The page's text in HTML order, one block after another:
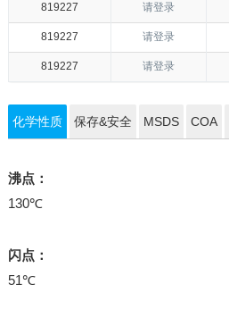
819227 请登录
819227 请登录
819227 请登录
化学性质 保存&安全 MSDS COA
沸点：
130℃
闪点：
51℃